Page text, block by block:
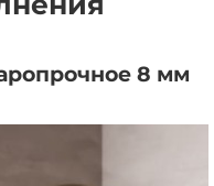
8 мм